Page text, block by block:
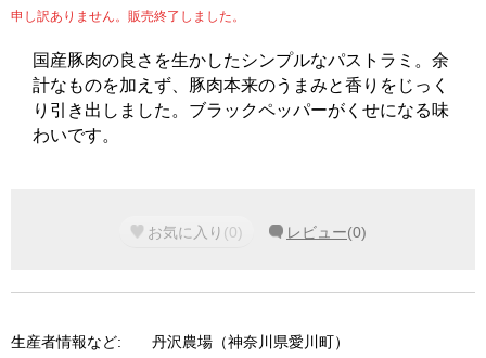
申し訳ありません。販売終了しました。
国産豚肉の良さを生かしたシンプルなパストラミ。余
計なものを加えず、豚肉本来のうまみと香りをじっく
り引き出しました。ブラックペッパーがくせになる味
わいです。
お気に入り (0) レビュー(0)
生産者情報など:
丹沢農場（神奈川県愛川町）